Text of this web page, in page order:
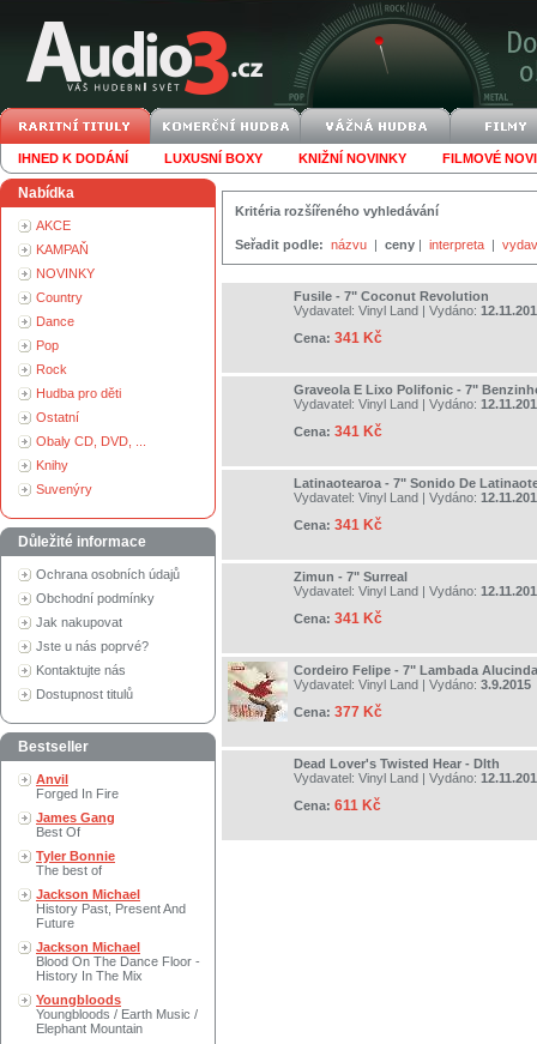
IHNED K DODÁNÍ LUXUSNÍ BOXY KNIŽNÍ NOVINKY FILMOVÉ
Nabídka
AKCE
KAMPAŇ
NOVINKY
Country
Dance
Pop
Rock
Hudba pro děti
Ostatní
Obaly CD, DVD, ...
Knihy
Suvenýry
Důležité informace
Ochrana osobních údajů
Obchodní podmínky
Jak nakupovat
Jste u nás poprvé?
Kontaktujte nás
Dostupnost titulů
Bestseller
Anvil
Forged In Fire
James Gang
Best Of
Tyler Bonnie
The best of
Jackson Michael
History Past, Present And
Future
Jackson Michael
Blood On The Dance Floor -
History In The Mix
Youngbloods
Youngbloods / Earth Music /
Elephant Mountain
Kritéria rozšířeného vyhledávání
Seřadit podle: názvu | ceny | interpreta |
Fusile - 7" Coconut Revolution
Vydavatel: Vinyl Land | Vydáno:
Cena: 341 Kč
Graveola E Lixo Polifonic - 7"
Vydavatel: Vinyl Land | Vydáno:
Cena: 341 Kč
Latinaotearoa - 7" Sonido De
Vydavatel: Vinyl Land | Vydáno:
Cena: 341 Kč
Zimun - 7" Surreal
Vydavatel: Vinyl Land | Vydáno:
Cena: 341 Kč
Cordeiro Felipe - 7" Lambada Alucinda
Vydavatel: Vinyl Land | Vydáno: 3.9.2015
Cena: 377 Kč
Dead Lover's Twisted Hear - Dlth
Vydavatel: Vinyl Land | Vydáno:
Cena: 611 Kč